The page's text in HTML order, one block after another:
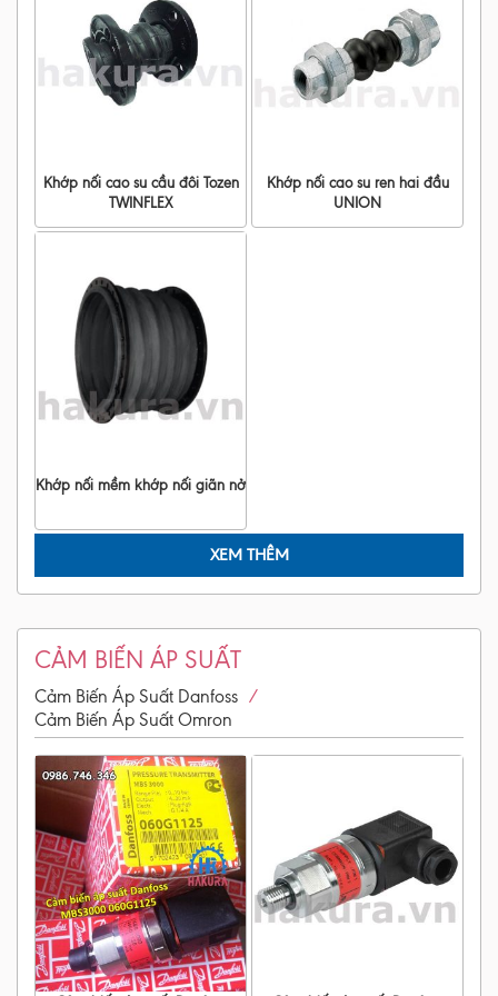
Khớp nối cao su cầu đôi Tozen
TWINFLEX
Khớp nối cao su ren hai đầu
UNION
Khớp nối mềm khớp nối giãn nở
XEM THÊM
CẢM BIẾN ÁP SUẤT
Cảm Biến Áp Suất Danfoss /
Cảm Biến Áp Suất Omron